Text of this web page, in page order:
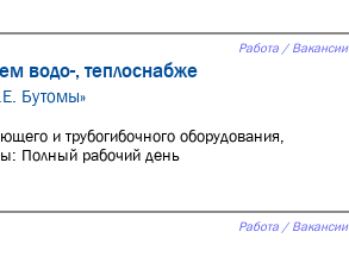
Работа / Вакансии
водо-, теплоснабже
Бутомы»
и трубогибочного оборудования,
Полный рабочий день
Работа / Вакансии